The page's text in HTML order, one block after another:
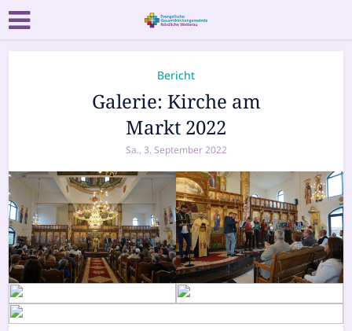
Bericht
Galerie: Kirche am
Markt 2022
Sa., 3. September 2022